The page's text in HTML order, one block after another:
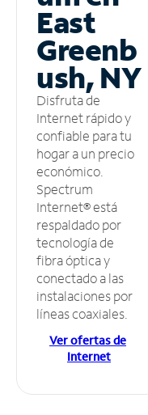
East
Greenb
ush, NY
Disfruta de
Internet rápido y
confiable para tu
hogar a un precio
económico.
Spectrum
Internet® está
respaldado por
tecnología de
fibra óptica y
conectado a las
instalaciones por
líneas coaxiales.
Ver ofertas de
Internet